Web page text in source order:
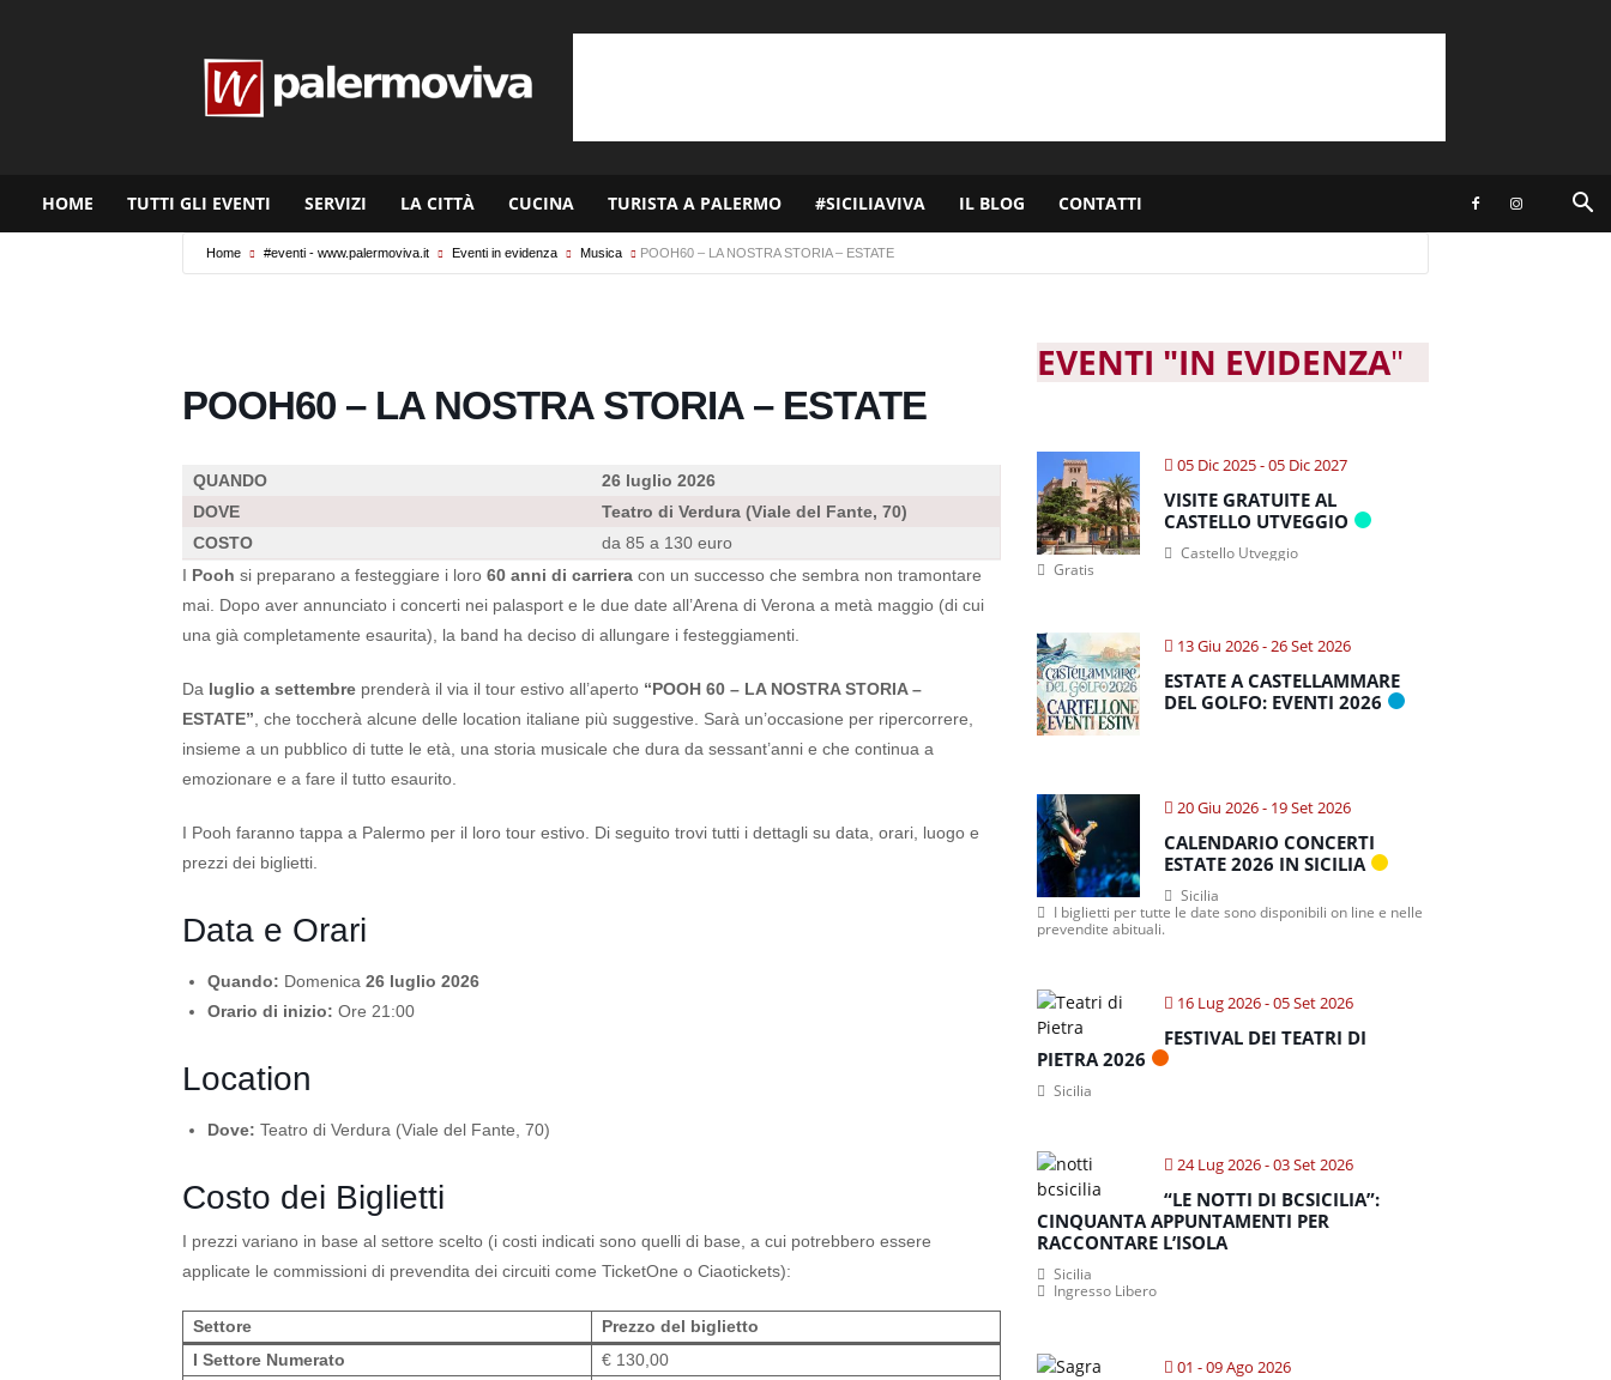
HOME TUTTI GLI EVENTI SERVIZI LA CITTÀ CUCINA TURISTA A PALERMO #SICILIAVIVA IL BLOG CONTATTI
Home #eventi - www.palermoviva.it Eventi in evidenza Musica POOH60 – LA NOSTRA STORIA – ESTATE
POOH60 – LA NOSTRA STORIA – ESTATE
QUANDO
26 luglio 2026
DOVE
Teatro di Verdura (Viale del Fante, 70)
COSTO
da 85 a 130 euro
I Pooh si preparano a festeggiare i loro 60 anni di carriera con un successo che sembra non tramontare
mai. Dopo aver annunciato i concerti nei palasport e le due date all’Arena di Verona a metà maggio (di cui
una già completamente esaurita), la band ha deciso di allungare i festeggiamenti.
Da luglio a settembre prenderà il via il tour estivo all’aperto “POOH 60 – LA NOSTRA STORIA –
ESTATE” , che toccherà alcune delle location italiane più suggestive. Sarà un’occasione per ripercorrere,
insieme a un pubblico di tutte le età, una storia musicale che dura da sessant’anni e che continua a
emozionare e a fare il tutto esaurito.
I Pooh faranno tappa a Palermo per il loro tour estivo. Di seguito trovi tutti i dettagli su data, orari, luogo e
prezzi dei biglietti.
Data e Orari
Quando: Domenica 26 luglio 2026
Orario di inizio: Ore 21:00
Location
Dove: Teatro di Verdura (Viale del Fante, 70)
Costo dei Biglietti
I prezzi variano in base al settore scelto (i costi indicati sono quelli di base, a cui potrebbero essere
applicate le commissioni di prevendita dei circuiti come TicketOne o Ciaotickets):
Settore
Prezzo del biglietto
I Settore Numerato
€ 130,00
EVENTI "IN EVIDENZA"
05 Dic 2025- 05 Dic 2027
VISITE GRATUITE AL
CASTELLO UTVEGGIO
Castello Utveggio
Gratis
13 Giu 2026- 26 Set 2026
ESTATE A CASTELLAMMARE
DEL GOLFO: EVENTI 2026
20 Giu 2026- 19 Set 2026
CALENDARIO CONCERTI
ESTATE 2026 IN SICILIA
Sicilia
I biglietti per tutte le date sono disponibili on line e nelle
prevendite abituali.
16 Lug 2026- 05 Set 2026
FESTIVAL DEI TEATRI DI
PIETRA 2026
Sicilia
24 Lug 2026- 03 Set 2026
“LE NOTTI DI BCSICILIA”:
CINQUANTA APPUNTAMENTI PER
RACCONTARE L’ISOLA
Sicilia
Ingresso Libero
01 - 09 Ago 2026